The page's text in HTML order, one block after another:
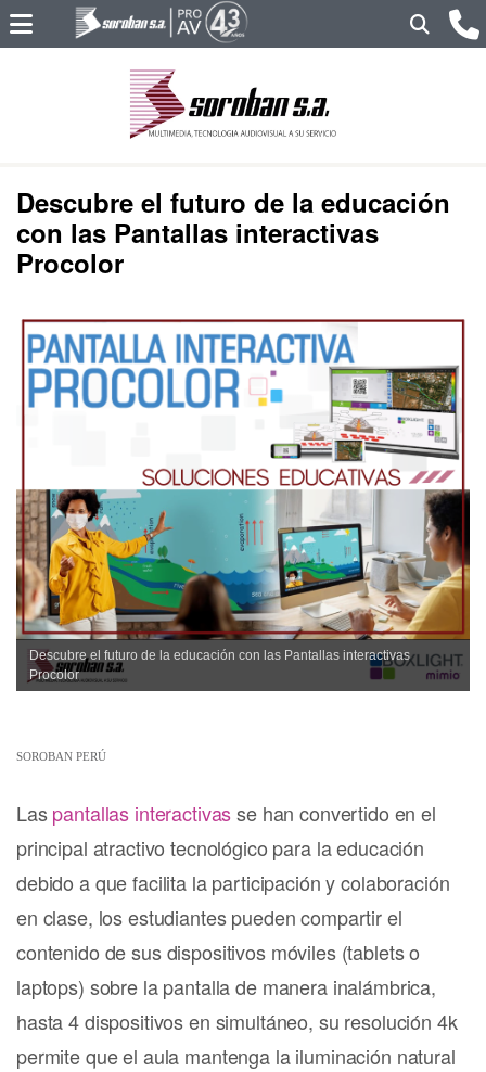
Descubre el futuro de la educación
con las Pantallas interactivas
Procolor
Descubre el futuro de la educación con las Pantallas interactivas
Procolor
SOROBAN PERÚ
Laspantallas interactivasse han convertido en el
principal atractivo tecnológico para la educación
debido a que facilita la participación y colaboración
en clase, los estudiantes pueden compartir el
contenido de sus dispositivos móviles (tablets o
laptops) sobre la pantalla de manera inalámbrica,
hasta 4 dispositivos en simultáneo, su resolución 4k
permite que el aula mantenga la iluminación natural